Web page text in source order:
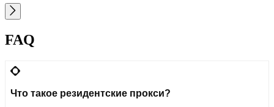
FAQ
Что такое резидентские прокси?